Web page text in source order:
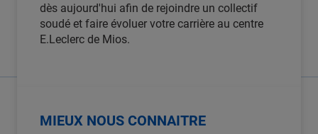
dès aujourd'hui afin de rejoindre un collectif
soudé et faire évoluer votre carrière au centre
E.Leclerc de Mios.
MIEUX NOUS CONNAITRE